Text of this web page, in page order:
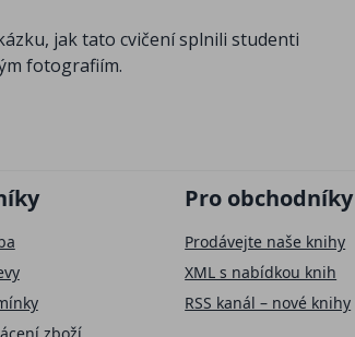
jak tato cvičení splnili studenti
fotografiím.
Pro obchodníky
Prodávejte naše knihy
XML s nabídkou knih
RSS kanál – nové knihy